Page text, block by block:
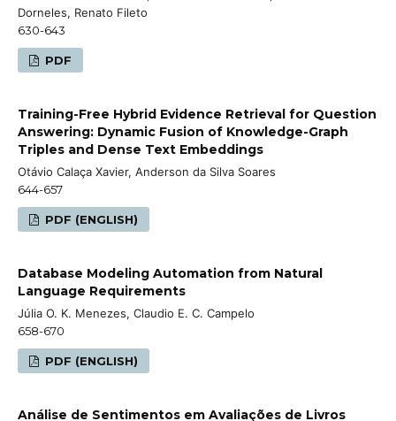
Dorneles, Renato Fileto
630-643
PDF
Training-Free Hybrid Evidence Retrieval for Question
Answering: Dynamic Fusion of Knowledge-Graph
Triples and Dense Text Embeddings
Otávio Calaça Xavier, Anderson da Silva Soares
644-657
PDF (ENGLISH)
Database Modeling Automation from Natural
Language Requirements
Júlia O. K. Menezes, Claudio E. C. Campelo
658-670
PDF (ENGLISH)
Análise de Sentimentos em Avaliações de Livros